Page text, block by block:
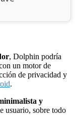
, Dolphin podría
un motor de
de privacidad y
.
y
usuario, sobre todo